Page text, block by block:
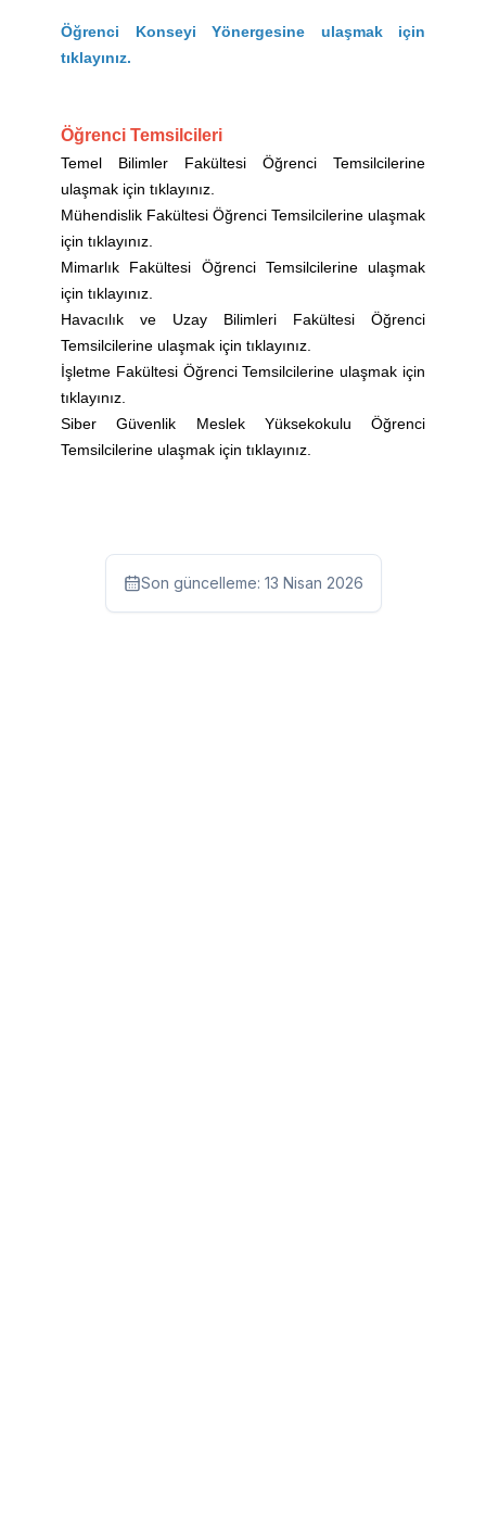
Öğrenci Konseyi Yönergesine ulaşmak için
tıklayınız.
Öğrenci Temsilcileri
Temel Bilimler Fakültesi Öğrenci Temsilcilerine
ulaşmak için tıklayınız.
Mühendislik Fakültesi Öğrenci Temsilcilerine ulaşmak
için tıklayınız.
Mimarlık Fakültesi Öğrenci Temsilcilerine ulaşmak
için tıklayınız.
Havacılık ve Uzay Bilimleri Fakültesi Öğrenci
Temsilcilerine ulaşmak için tıklayınız.
İşletme Fakültesi Öğrenci Temsilcilerine ulaşmak için
tıklayınız.
Siber Güvenlik Meslek Yüksekokulu Öğrenci
Temsilcilerine ulaşmak için tıklayınız.
Son güncelleme: 13 Nisan 2026